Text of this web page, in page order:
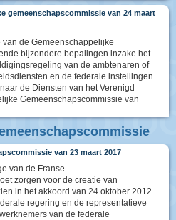
gemeenschapscommissie van 24 maart
de Gemeenschappelijke
bijzondere bepalingen inzake het
van de ambtenaren of
en de federale instellingen
de Diensten van het Verenigd
Gemeenschapscommissie van
van 23 maart 2017
van de Franse
zorgen voor de creatie van
in het akkoord van 24 oktober 2012
regering en de representatieve
van de federale